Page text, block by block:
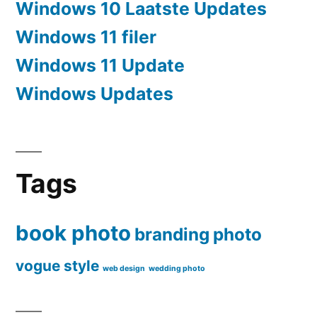
Windows 10 Laatste Updates
Windows 11 filer
Windows 11 Update
Windows Updates
Tags
book photo branding photo
vogue style web design wedding photo